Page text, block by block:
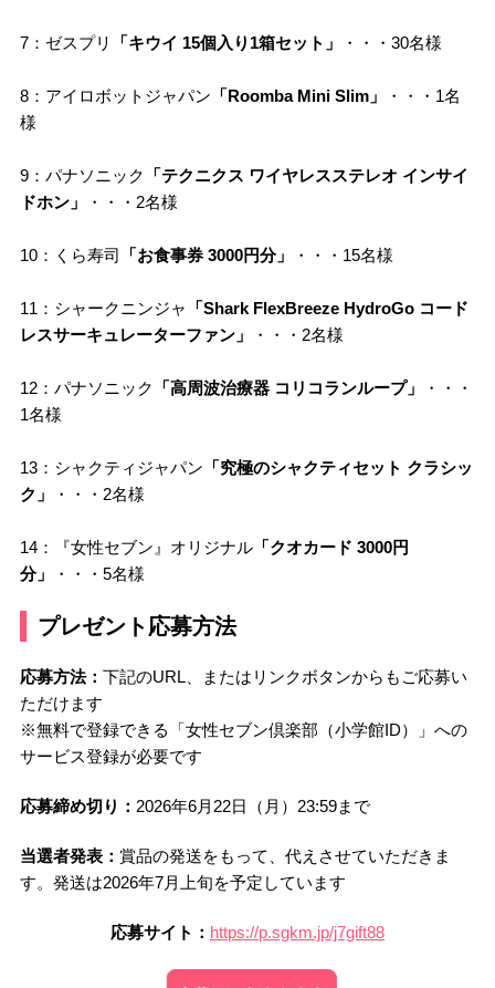
7：ゼスプリ 「キウイ 15個入り1箱セット」 ・・・30名様
8：アイロボットジャパン 「Roomba Mini Slim」
・・・1名
様
9：パナソニック
「テクニクス ワイヤレスステレオ インサイ
ドホン」
・・・2名様
10：くら寿司 「お食事券 3000円分」 ・・・15名様
11：シャークニンジャ
「Shark FlexBreeze HydroGo コード
レスサーキュレーターファン」
・・・2名様
12：パナソニック 「高周波治療器 コリコランループ」
・・・
1名様
13：シャクティジャパン 「究極のシャクティセット クラシッ
ク」
・・・2名様
14：『女性セブン』オリジナル「クオカード 3000円
分」
・・・5名様
プレゼント応募方法
応募方法： 下記のURL、またはリンクボタンからもご応募い
ただけます
※無料で登録できる「女性セブン倶楽部（小学館ID）」への
サービス登録が必要です
応募締め切り： 2026年6月22日（月）23:59まで
当選者発表： 賞品の発送をもって、代えさせていただきま
す。発送は2026年7月上旬を予定しています
応募サイト： https://p.sgkm.jp/j7gift88